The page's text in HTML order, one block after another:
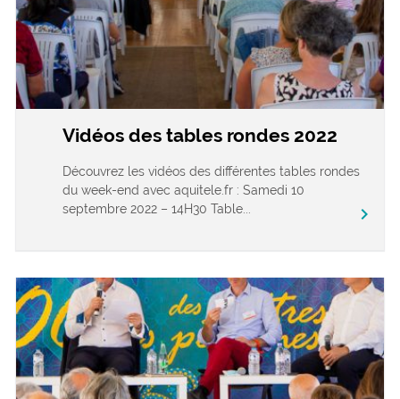
Vidéos des tables rondes 2022
Découvrez les vidéos des différentes tables rondes
du week-end avec aquitele.fr : Samedi 10
septembre 2022 – 14H30 Table...
chevron_right